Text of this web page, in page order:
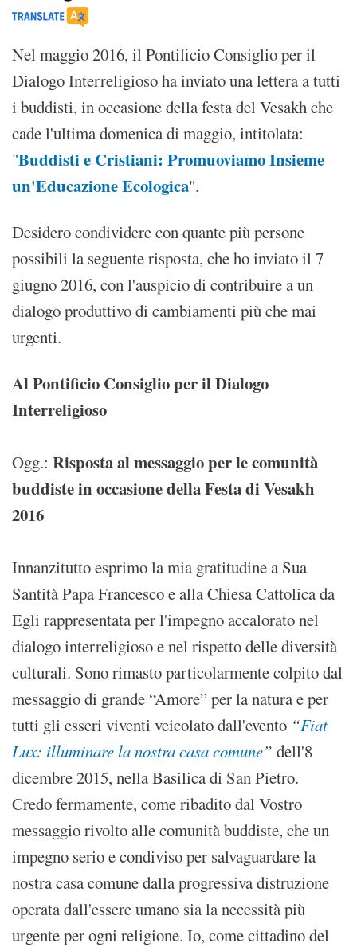
Nel maggio 2016, il Pontificio Consiglio per il
Dialogo Interreligioso ha inviato una lettera a tutti
i buddisti, in occasione della festa del Vesakh che
cade l'ultima domenica di maggio, intitolata:
"Buddisti e Cristiani: Promuoviamo Insieme
un'Educazione Ecologica".
Desidero condividere con quante più persone
possibili la seguente risposta, che ho inviato il 7
giugno 2016, con l'auspicio di contribuire a un
dialogo produttivo di cambiamenti più che mai
urgenti.
Al Pontificio Consiglio per il Dialogo
Interreligioso
Ogg.: Risposta al messaggio per le comunità
buddiste in occasione della Festa di Vesakh
2016
Innanzitutto esprimo la mia gratitudine a Sua
Santità Papa Francesco e alla Chiesa Cattolica da
Egli rappresentata per l'impegno accalorato nel
dialogo interreligioso e nel rispetto delle diversità
culturali. Sono rimasto particolarmente colpito dal
messaggio di grande “Amore” per la natura e per
tutti gli esseri viventi veicolato dall'evento “Fiat
Lux: illuminare la nostra casa comune” dell'8
dicembre 2015, nella Basilica di San Pietro.
Credo fermamente, come ribadito dal Vostro
messaggio rivolto alle comunità buddiste, che un
impegno serio e condiviso per salvaguardare la
nostra casa comune dalla progressiva distruzione
operata dall'essere umano sia la necessità più
urgente per ogni religione. Io, come cittadino del